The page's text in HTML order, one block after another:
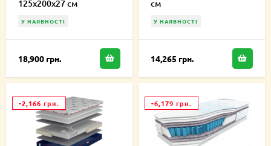
125х200х27 см
У НАЯВНОСТІ
18,900 грн.
см
У НАЯВНОСТІ
14,265 грн.
-2,166 грн. -6,179 грн.